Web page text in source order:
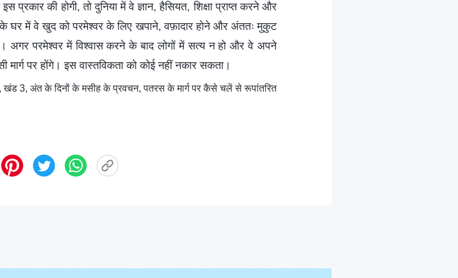
प्रकार की होगी, तो दुनिया में वे ज्ञान, हैसियत, शिक्षा प्राप्त करने और
घर में वे खुद को परमेश्वर के लिए खपाने, वफ़ादार होने और अंततः मुकुट
अगर परमेश्वर में विश्वास करने के बाद लोगों में सत्य न हो और वे अपने
मार्ग पर होंगे। इस वास्तविकता को कोई नहीं नकार सकता।
3, अंत के दिनों के मसीह के प्रवचन, पतरस के मार्ग पर कैसे चलें से रूपांतरित